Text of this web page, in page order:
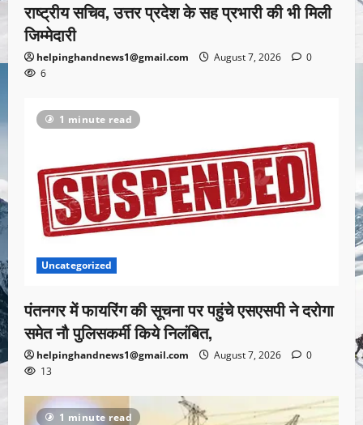
राष्ट्रीय सचिव, उत्तर प्रदेश के सह प्रभारी की भी मिली
जिम्मेदारी
helpinghandnews1@gmail.com August 7, 2026
0
6
1 minute read
Uncategorized
पंतनगर में फायरिंग की सूचना पर पहुंचे एसएसपी ने दरोगा
समेत नौ पुलिसकर्मी किये निलंबित,
helpinghandnews1@gmail.com August 7, 2026
0
13
1 minute read